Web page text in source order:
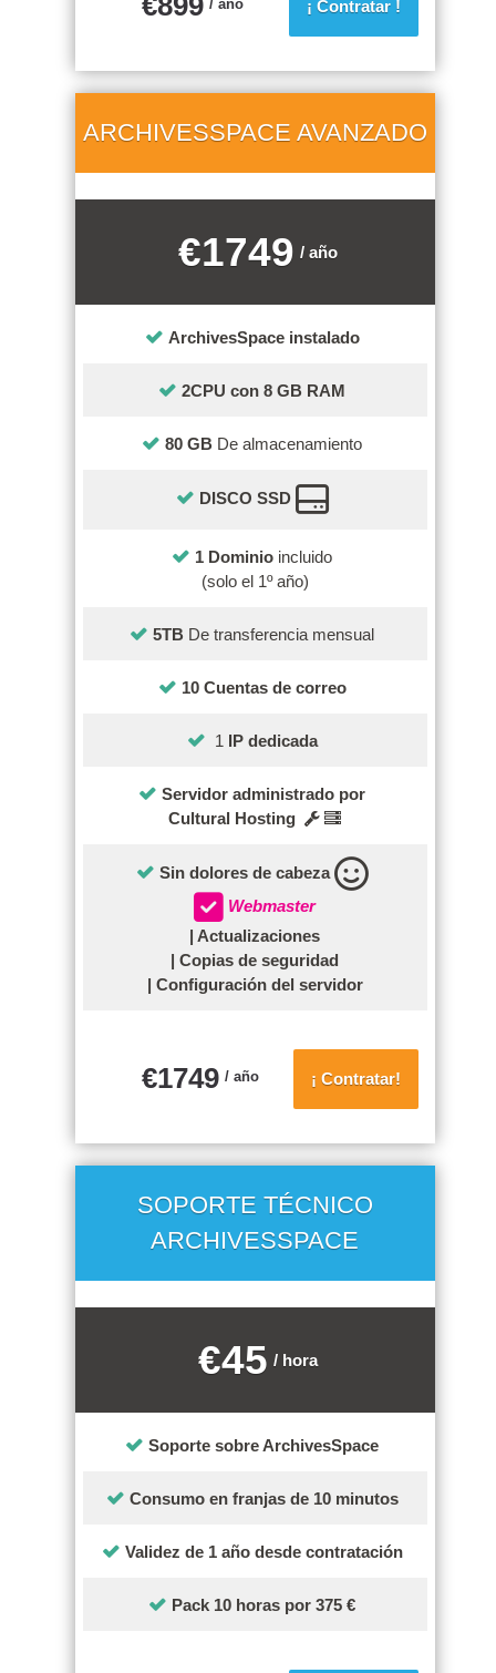
/ año ¡ Contratar !
ARCHIVESSPACE AVANZADO
€1749 / año
ArchivesSpace instalado
2CPU con 8 GB RAM
80 GB De almacenamiento
DISCO SSD
1 Dominio incluido
(solo el 1º año)
5TB De transferencia mensual
10 Cuentas de correo
1 IP dedicada
Servidor administrado por
Cultural Hosting
Sin dolores de cabeza
Webmaster
| Actualizaciones
| Copias de seguridad
| Configuración del servidor
€1749 / año ¡ Contratar!
SOPORTE TÉCNICO
ARCHIVESSPACE
€45 / hora
Soporte sobre ArchivesSpace
Consumo en franjas de 10 minutos
Validez de 1 año desde contratación
Pack 10 horas por 375 €